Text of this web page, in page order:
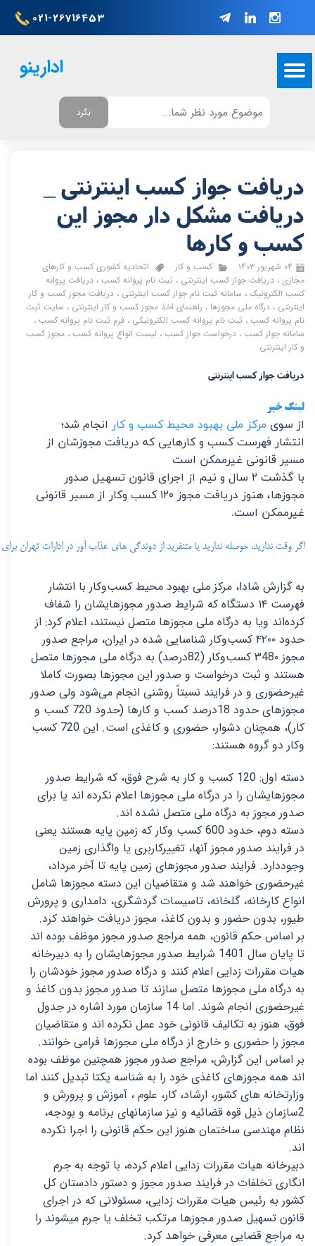
021-26716453
ادارینو
بگرد
دریافت جواز کسب اینترنتی _
دریافت مشکل دار مجوز این
کسب و کارها
۰۴ شهریور ۱۴۰۳ کسب و کار
اتحادیه کشوری کسب و کارهای
مجازی ، دریافت جواز کسب اینترنتی ، ثبت نام پروانه کسب ، دریافت پروانه
کسب الکترونیک ، سامانه ثبت نام جواز کسب اینترنتی ، دریافت مجوز کسب و کار
اینترنتی ، درگاه ملی مجوزها ، راهنمای اخذ مجوز کسب و کار اینترنتی ، سایت ثبت
نام پروانه کسب ، ثبت نام پروانه کسب الکترونیکی ، فرم ثبت نام پروانه کسب ،
سامانه جواز کسب ، درخواست جواز کسب ، لیست انواع پروانه کسب ، مجوز کسب
و کار اینترنتی
دریافت جواز کسب اینترنتی
لینک خبر
از سوی مرکز ملی بهبود محیط کسب و کار انجام شد؛
انتشار فهرست كسب و كارهایی كه دریافت مجوزشان از
مسیر قانونی غیرممكن است
با گذشت ۲ سال و نیم از اجرای قانون تسهیل صدور
مجوزها، هنوز دریافت مجوز ۱۲۰ کسب ‌وکار از مسیر قانونی
غیرممکن است.
اگر وقت ندارید، حوصله ندارید یا متنفرید از دوندگی های عذاب آور در ادارات تهران
به گزارش شادا، مرکز ملی بهبود محیط کسب‌وکار با انتشار
فهرست ۱۴ دستگاه که شرایط صدور مجوزهایشان را شفاف
کرده‌اند ویا به درگاه ملی مجوزها متصل نیستند، اعلام کرد: از
حدود ۴۲۰۰ کسب‌وکار شناسایی شده در ایران، مراجع صدور
مجوز ۳48۰ کسب‌وکار (82درصد) به درگاه ملی مجوزها متصل
هستند و ثبت درخواست و صدور این مجوزها بصورت کاملا
غیرحضوری و در فرایند نسبتاً روشنی انجام می‌شود ولی صدور
مجوزهای حدود 18درصد کسب و کارها (حدود 720 کسب و
کار)، همچنان دشوار، حضوری و کاغذی است. این 720 کسب
وکار دو گروه هستند:
دسته اول: 120 کسب و کار به شرح فوق، که شرایط صدور
مجوزهایشان را در درگاه ملی مجوزها اعلام نکرده اند یا برای
صدور مجوز به درگاه ملی متصل نشده اند.
دسته دوم، حدود 600 کسب وکار که زمین پایه هستند یعنی
در فرایند صدور مجوز آنها، تغییرکاربری یا واگذاری زمین
وجوددارد. فرایند صدور مجوزهای زمین پایه تا آخر مرداد،
غیرحضوری خواهند شد و متقاضیان این دسته مجوزها شامل
انواع کارخانه، گلخانه، تاسیسات گردشگری، دامداری و پرورش
طیور، بدون حضور و بدون کاغذ، مجوز دریافت خواهند کرد.
بر اساس حکم قانون، همه مراجع صدور مجوز موظف بوده اند
تا پایان سال 1401 شرایط صدور مجوزهایشان را به دبیرخانه
هیات مقررات زدایی اعلام کنند و درگاه صدور مجوز خودشان را
به درگاه ملی مجوزها متصل سازند تا صدور مجوز بدون کاغذ و
غیرحضوری انجام شوند. اما 14 سازمان مورد اشاره در جدول
فوق، هنوز به تکالیف قانونی خود عمل نکرده اند و متقاضیان
مجوز را حضوری و خارج از درگاه ملی مجوزها فرامی خوانند.
بر اساس این گزارش، مراجع صدور مجوز همچنین موظف بوده
اند همه مجوزهای کاغذی خود را به شناسه یکتا تبدیل کنند اما
وزارتخانه های کشور، ارشاد، کار، علوم ، آموزش و پرورش و
2سازمان ذیل قوه قضائیه و نیز سازمانهای برنامه و بودجه،
نظام مهندسی ساختمان هنوز این حکم قانونی را اجرا نکرده
اند.
دبیرخانه هیات مقررات زدایی اعلام کرده، با توجه به جرم
انگاری تخلفات در فرایند صدور مجوز و دستور دادستان کل
کشور به رئیس هیات مقررات زدایی، مسئولانی که در اجرای
قانون تسهیل صدور مجوزها مرتکب تخلف یا جرم میشوند را
به مراجع قضایی معرفی خواهد کرد.